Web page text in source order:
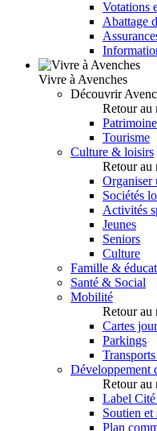
Votations
Abattage
Vivre à Avenches
Découvrir
Retour au
Patrimoine
Tourisme
Culture & loisirs
Retour au
Organiser
Sociétés
Activités
Jeunes
Seniors
Culture
Famille &
Santé & Social
Mobilité
Retour au
Cartes
Parkings
Développement
Retour au
Label Cité
Soutien et
Plan